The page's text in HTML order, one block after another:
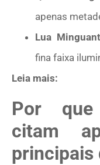
apenas
Lua
fina faixa
Leia mais:
Por
citam
principais